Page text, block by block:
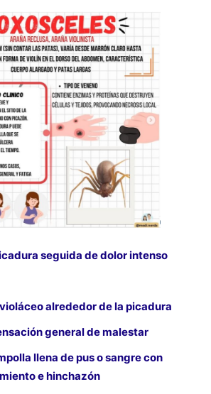
seguida de dolor intenso
alrededor de la picadura
general de malestar
llena de pus o sangre con
e hinchazón